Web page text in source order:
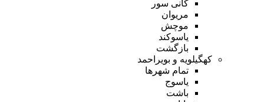
کانی سور
مریوان
موچش
یاسوکند
بازگشت
کهگیلویه و بویراحمد
تمام شهر‌ها
یاسوج
باشت